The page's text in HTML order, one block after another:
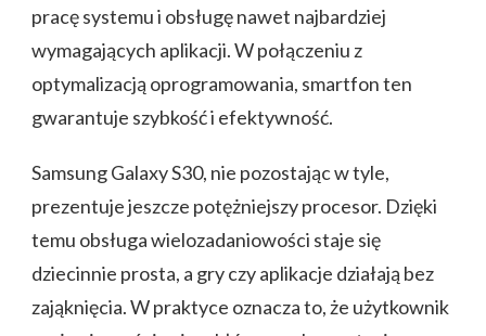
pracę systemu i obsługę nawet najbardziej
wymagających aplikacji. W połączeniu z
optymalizacją oprogramowania, smartfon ten
gwarantuje szybkość i efektywność.
Samsung Galaxy S30, nie pozostając w tyle,
prezentuje jeszcze potężniejszy procesor. Dzięki
temu obsługa wielozadaniowości staje się
dziecinnie prosta, a gry czy aplikacje działają bez
zająknięcia. W praktyce oznacza to, że użytkownik